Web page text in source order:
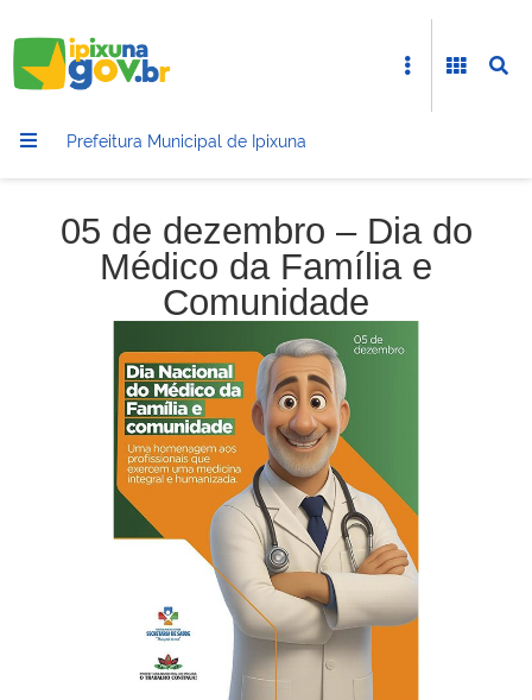
Prefeitura Municipal de Ipixuna
05 de dezembro – Dia do
Médico da Família e
Comunidade